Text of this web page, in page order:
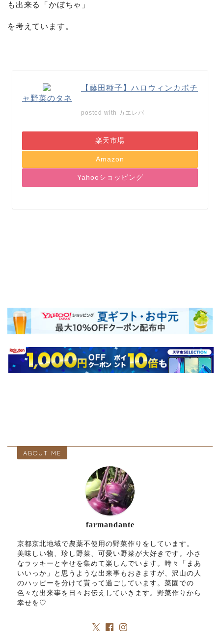
も出来る「かぼちゃ」
を考えています。
【藤田種子】ハロウィンカボチ
ャ野菜のタネ
posted with カエレバ
楽天市場
Amazon
Yahooショッピング
ABOUT ME
farmandante
京都京北地域で農薬不使用の野菜作りをしています。
美味しい物、珍し野菜、可愛い野菜が大好きです。小さ
なラッキーと幸せを集めて楽しんでいます。時々「まあ
いいっか」と思うような出来事もおきますが、沢山の人
のハッピーを分けて貰って過ごしています。菜園での
色々な出来事を日々お伝えしていきます。野菜作りから
幸せを♡